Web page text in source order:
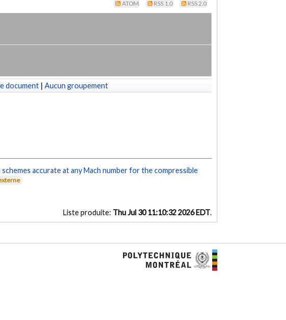
ATOM RSS 1.0 RSS 2.0
document | Aucun groupement
accurate at any Mach number for the compressible
Liste produite: Thu Jul 30 11:10:32 2026 EDT.